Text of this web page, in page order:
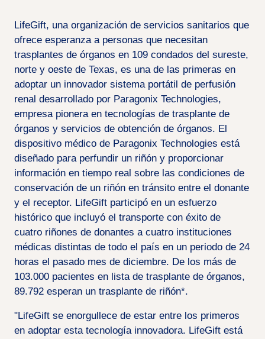
LifeGift, una organización de servicios sanitarios que
ofrece esperanza a personas que necesitan
trasplantes de órganos en 109 condados del sureste,
norte y oeste de Texas, es una de las primeras en
adoptar un innovador sistema portátil de perfusión
renal desarrollado por Paragonix Technologies,
empresa pionera en tecnologías de trasplante de
órganos y servicios de obtención de órganos. El
dispositivo médico de Paragonix Technologies está
diseñado para perfundir un riñón y proporcionar
información en tiempo real sobre las condiciones de
conservación de un riñón en tránsito entre el donante
y el receptor. LifeGift participó en un esfuerzo
histórico que incluyó el transporte con éxito de
cuatro riñones de donantes a cuatro instituciones
médicas distintas de todo el país en un periodo de 24
horas el pasado mes de diciembre. De los más de
103.000 pacientes en lista de trasplante de órganos,
89.792 esperan un trasplante de riñón*.
"LifeGift se enorgullece de estar entre los primeros
en adoptar esta tecnología innovadora. LifeGift está